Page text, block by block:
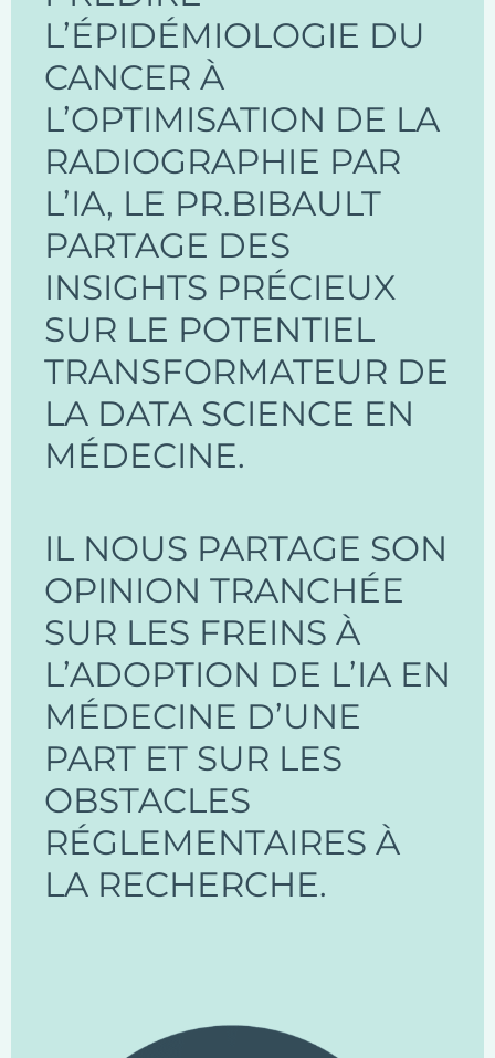
L’ÉPIDÉMIOLOGIE DU
CANCER À
L’OPTIMISATION DE LA
RADIOGRAPHIE PAR
L’IA, LE PR.BIBAULT
PARTAGE DES
INSIGHTS PRÉCIEUX
SUR LE POTENTIEL
TRANSFORMATEUR DE
LA DATA SCIENCE EN
MÉDECINE.
IL NOUS PARTAGE SON
OPINION TRANCHÉE
SUR LES FREINS À
L’ADOPTION DE L’IA EN
MÉDECINE D’UNE
PART ET SUR LES
OBSTACLES
RÉGLEMENTAIRES À
LA RECHERCHE.